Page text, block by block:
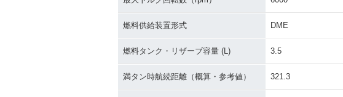
燃料供給装置形式 DME
燃料タンク・リザーブ容量 (L) 3.5
満タン時航続距離（概算・参考値） 321.3